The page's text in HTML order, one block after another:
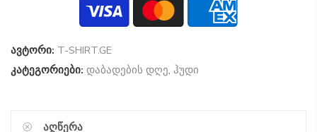
ავტორი: T-SHIRT.GE
კატეგორიები: დაბადების დღე, ჰუდი
ᲐᲦᲬᲔᲠᲐ